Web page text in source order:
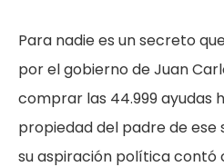
Para nadie es un secreto
por el gobierno de Juan
comprar las 44.999 ayudas
propiedad del padre de ese
su aspiración política contó